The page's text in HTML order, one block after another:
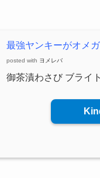
最強ヤンキーがオメ
posted with ヨメレバ
御茶漬わさび ブライ